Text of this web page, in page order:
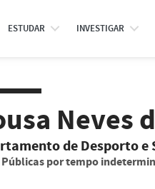
ESTUDAR INVESTIGAR
Neves
de Desporto e
por tempo